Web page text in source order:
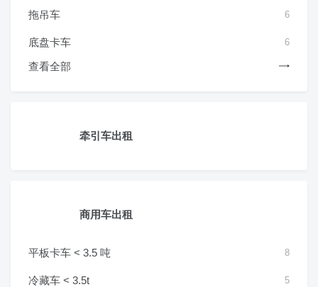
拖吊车 6
底盘卡车 6
查看全部
牵引车出租
商用车出租
平板卡车 < 3.5 吨 8
冷藏车 < 3.5t 5